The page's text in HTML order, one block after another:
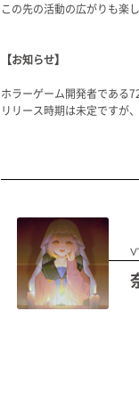
この先の活動の広がりも楽
【お知らせ】
ホラーゲーム開発者である
リリース時期は未定ですが